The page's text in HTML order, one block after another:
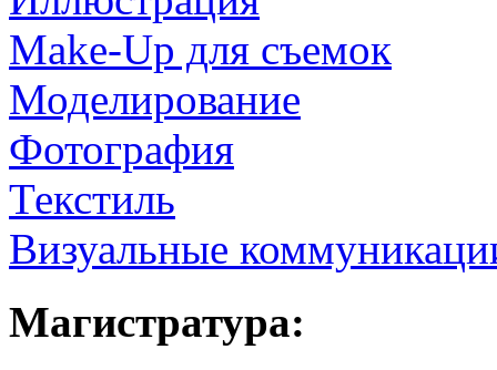
Make-Up для съемок
Моделирование
Фотография
Текстиль
Визуальные
Магистратура: